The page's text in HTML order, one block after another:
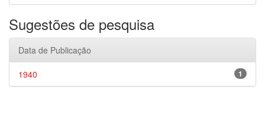
Sugestões de pesquisa
Data de Publicação
1
1940